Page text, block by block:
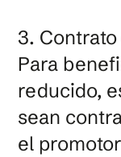
3.
Para
reducido,
sean
el